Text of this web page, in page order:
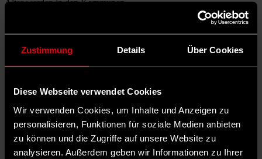
Zustimmung Details Über Cookies
Diese Webseite verwendet Cookies
Wir verwenden Cookies, um Inhalte und Anzeigen zu
personalisieren, Funktionen für soziale Medien anbieten
zu können und die Zugriffe auf unsere Website zu
analysieren. Außerdem geben wir Informationen zu Ihrer
Älter werden in den Kommunen
Leben, Gesundheit, Pflege: Städte, Kreise und Gemeinden wollen
Gesundheitsprävention und Pflege sind kommunale
Querschnittsaufgaben. Beratungsangebote für Senioren gehören
dazu. Städte, Landkreise und Gemeinden haben jeweils mit
unterschiedlichen Herausforderungen umzugehen, was medizinische
und alltägliche Versorgung. Welche Ziele verfolgt eine kommunale
Gesundheits- und Seniorenpolitik? Dazu mehr in diesem